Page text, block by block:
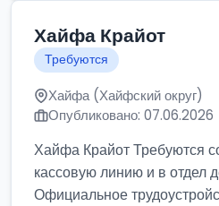
Хайфа Крайот
Требуются
Хайфа (Хайфский округ)
Опубликовано: 07.06.2026
Хайфа Крайот Требуются
кассовую линию и в отдел
Официальное